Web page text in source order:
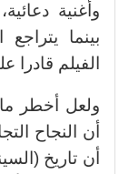
وأغنية
بينما يتراجع
الفيلم قادرا
ولعل أخطر
أن النجاح
أن تاريخ